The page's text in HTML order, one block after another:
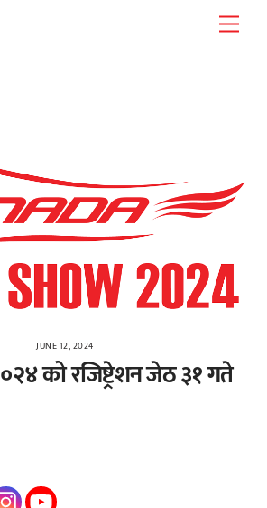
JUNE 12, 2024
को रजिष्ट्रेशन जेठ ३१ गते